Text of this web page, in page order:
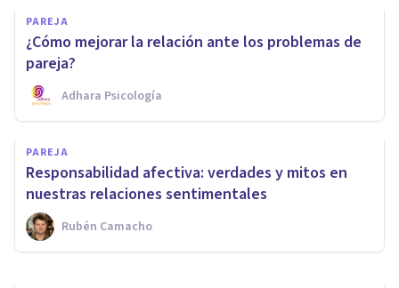
PAREJA
¿Cómo mejorar la relación ante los problemas de
pareja?
Adhara Psicología
PAREJA
Responsabilidad afectiva: verdades y mitos en
nuestras relaciones sentimentales
Rubén Camacho
PAREJA
Las 7 claves para elegir pareja
o saber si estás en la relación
correcta
Norma Conde